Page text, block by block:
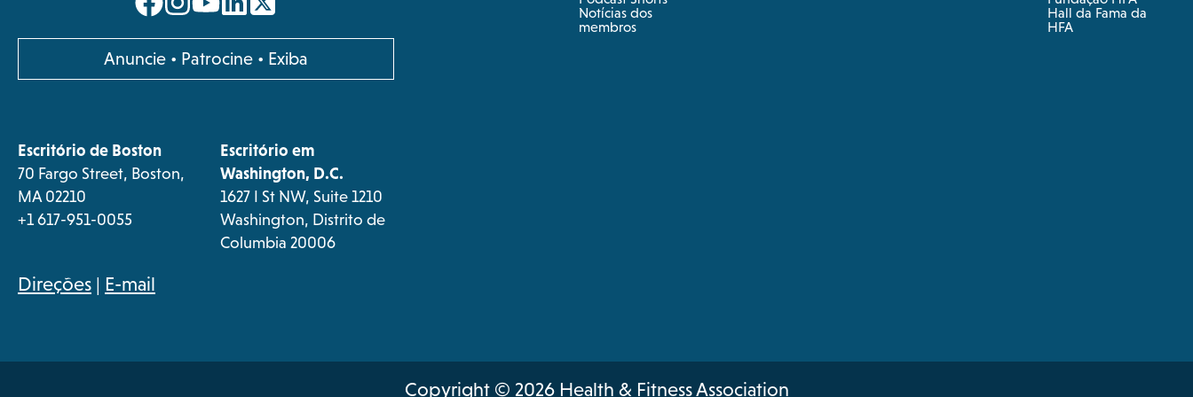
a
new
a
new
a
new
a
new
Anuncieopens
in
• Patrocine • Exiba
Escritório de Boston
70 Fargo Street, Boston,
MA 02210
+1 617-951-0055
Escritório em
Washington, D.C.
1627 I St NW, Suite 1210
Washington, Distrito de
Columbia 20006
Direçõesopens
new
| E-mail
a
new
Notícias dos
membros
Hall da Fama da
HFA
Copyright © 2026 Health & Fitness Association